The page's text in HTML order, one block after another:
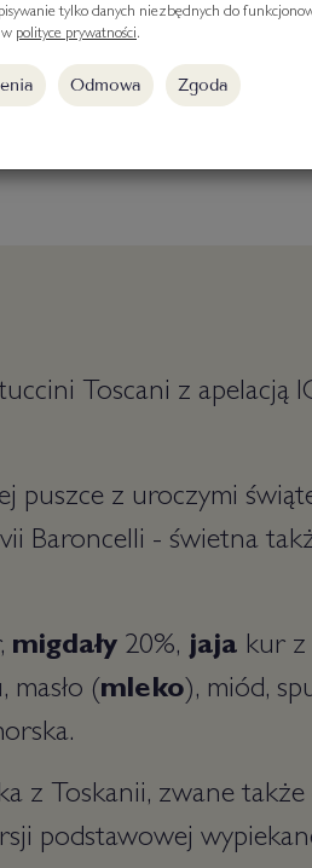
darmowa dostawa
od 300 zł
Toscani z apelacją
puszce z uroczymi
Baroncelli - świetna
migdały 20%, jaja kur z
(mleko), miód,
z Toskanii, zwane
podstawowej
tylko danych niezbędnych do
polityce prywatności.
Odmowa Zgoda